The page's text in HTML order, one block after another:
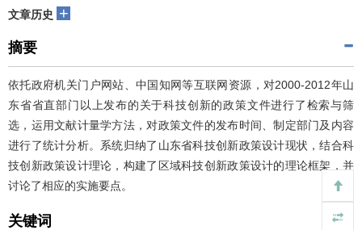
文章历史 +
摘要
依托政府机关门户网站、中国知网等互联网资源，对2000-2012年山
东省省直部门以上发布的关于科技创新的政策文件进行了检索与筛
选，运用文献计量学方法，对政策文件的发布时间、制定部门及内容
进行了统计分析。系统归纳了山东省科技创新政策设计现状，结合科
技创新政策设计理论，构建了区域科技创新政策设计的理论框架，并
讨论了相应的实施要点。
关键词